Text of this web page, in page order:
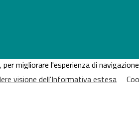
migliorare l'esperienza di
visione dell'Informativa estesa